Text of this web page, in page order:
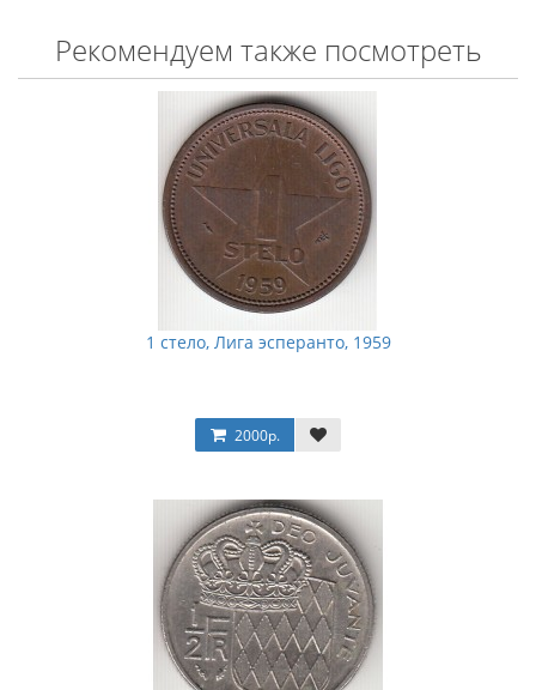
Рекомендуем также посмотреть
1 стело, Лига эсперанто, 1959
2000р.